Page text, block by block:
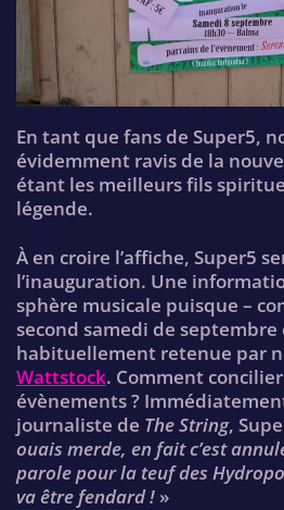
En tant que fans de Super5,
évidemment ravis de la
étant les meilleurs fils
légende.
À en croire l’affiche, Super5
l’inauguration. Une
sphère musicale puisque –
second samedi de septembre
habituellement retenue par
Wattstock. Comment
évènements ?
journaliste de The String,
ouais merde, en fait c’est
parole pour la teuf des
va être fendard ! »